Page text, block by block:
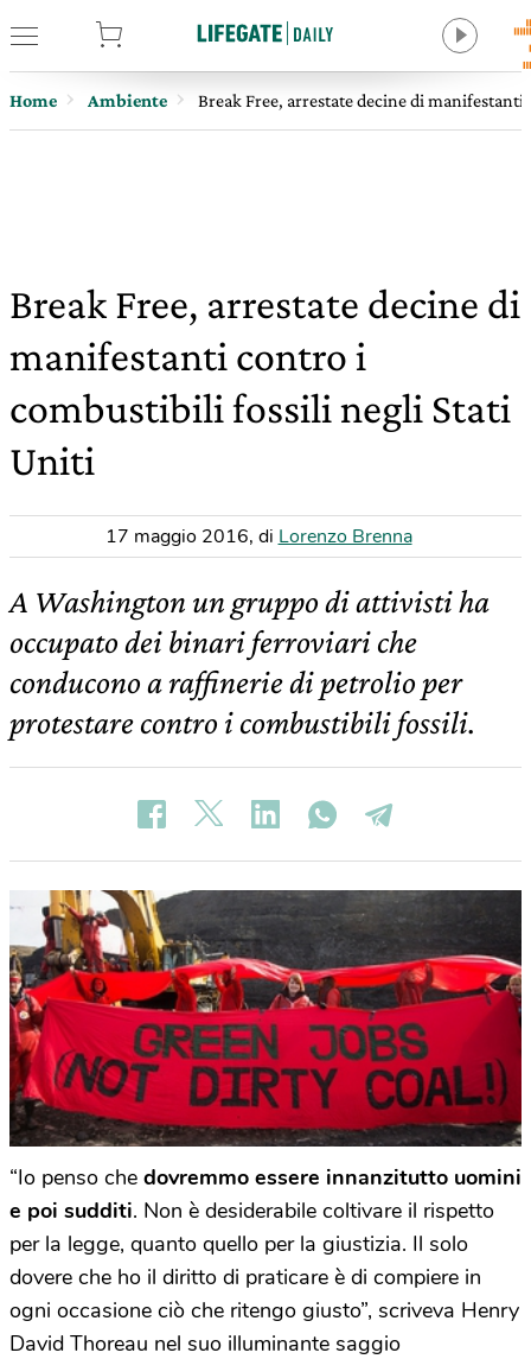
Home Ambiente Break Free, arrestate decine di
Break Free, arrestate decine di
manifestanti contro i
combustibili fossili negli Stati
Uniti
17 maggio 2016, di Lorenzo Brenna
A Washington un gruppo di attivisti ha
occupato dei binari ferroviari che
conducono a raffinerie di petrolio per
protestare contro i combustibili fossili.
“Io penso che dovremmo essere innanzitutto uomini
e poi sudditi. Non è desiderabile coltivare il rispetto
per la legge, quanto quello per la giustizia. Il solo
dovere che ho il diritto di praticare è di compiere in
ogni occasione ciò che ritengo giusto”, scriveva Henry
David Thoreau nel suo illuminante saggio